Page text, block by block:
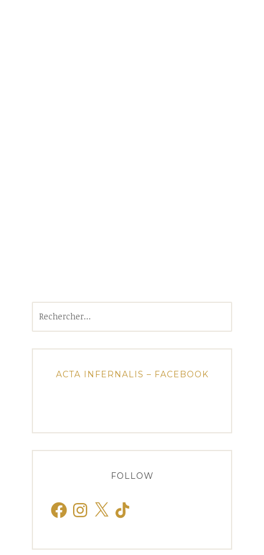
ACTA INFERNALIS – FACEBOOK
FOLLOW
FacebookInstagram
X TikTok